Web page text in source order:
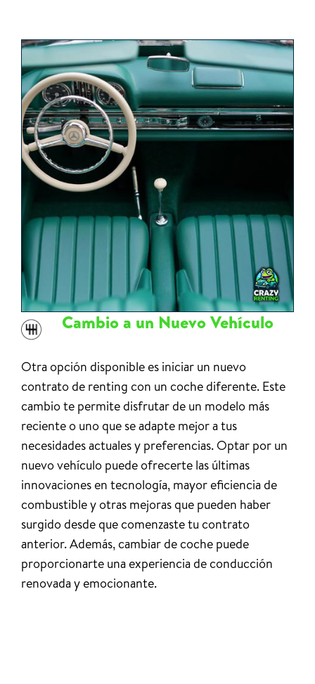
Cambio a un Nuevo Vehículo
Otra opción disponible es iniciar un nuevo
contrato de renting con un coche diferente. Este
cambio te permite disfrutar de un modelo más
reciente o uno que se adapte mejor a tus
necesidades actuales y preferencias. Optar por un
nuevo vehículo puede ofrecerte las últimas
innovaciones en tecnología, mayor eficiencia de
combustible y otras mejoras que pueden haber
surgido desde que comenzaste tu contrato
anterior. Además, cambiar de coche puede
proporcionarte una experiencia de conducción
renovada y emocionante.